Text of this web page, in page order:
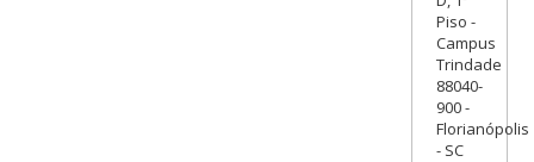
Piso -
Campus
Trindade
88040-
900 -
Florianópolis
- SC